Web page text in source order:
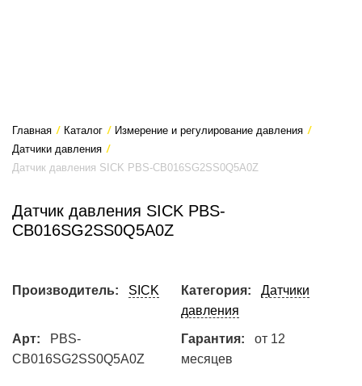
Главная / Каталог / Измерение и регулирование давления /
Датчики давления /
Датчик давления SICK PBS-CB016SG2SS0Q5A0Z
Датчик давления SICK PBS-
CB016SG2SS0Q5A0Z
Производитель: SICK Категория:
Датчики
давления
Арт:
PBS-
CB016SG2SS0Q5A0Z
Гарантия:
от 12
месяцев